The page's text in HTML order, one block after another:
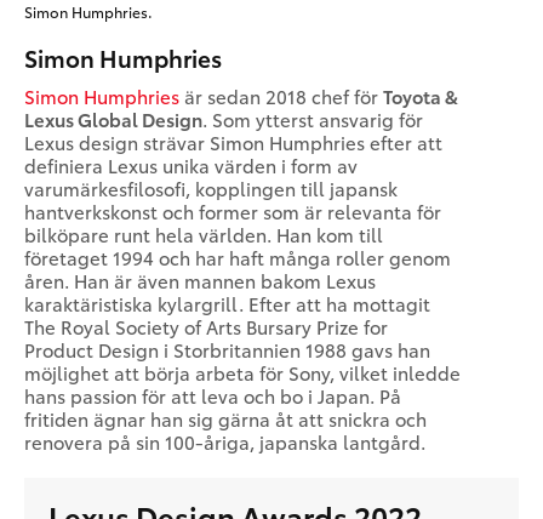
Simon Humphries.
Simon Humphries
Simon Humphries är sedan 2018 chef förToyota &
Lexus Global Design. Som ytterst ansvarig för
Lexus design strävar Simon Humphries efter att
definiera Lexus unika värden i form av
varumärkesfilosofi, kopplingen till japansk
hantverkskonst och former som är relevanta för
bilköpare runt hela världen. Han kom till
företaget 1994 och har haft många roller genom
åren. Han är även mannen bakom Lexus
karaktäristiska kylargrill. Efter att ha mottagit
The Royal Society of Arts Bursary Prize for
Product Design i Storbritannien 1988 gavs han
möjlighet att börja arbeta för Sony, vilket inledde
hans passion för att leva och bo i Japan. På
fritiden ägnar han sig gärna åt att snickra och
renovera på sin 100-åriga, japanska lantgård.